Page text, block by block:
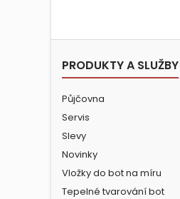
PRODUKTY A SLUŽBY
Půjčovna
Servis
Slevy
Novinky
Vložky do bot na míru
Tepelné tvarování bot